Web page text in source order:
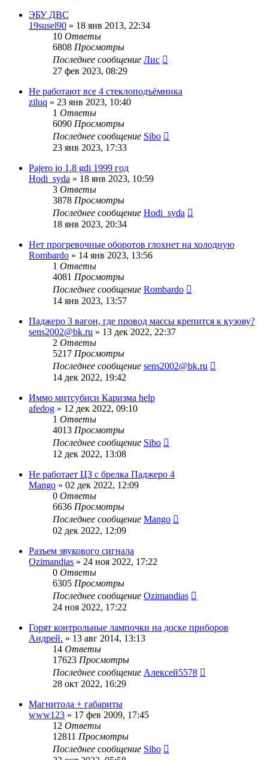
ЭБУ ДВС
19susel90 » 18 янв 2013, 22:34
10 Ответы
6808 Просмотры
Последнее сообщение Лис
27 фев 2023, 08:29
Не работают все 4 стеклоподъёмника
ziluq » 23 янв 2023, 10:40
1 Ответы
6090 Просмотры
Последнее сообщение Sibo
23 янв 2023, 17:33
Pajero io 1.8 gdi 1999 год
Hodi_syda » 18 янв 2023, 10:59
3 Ответы
3878 Просмотры
Последнее сообщение Hodi_syda
18 янв 2023, 20:34
Нет прогревочные оборотов глохнет на холодную
Rombardo » 14 янв 2023, 13:56
1 Ответы
4081 Просмотры
Последнее сообщение Rombardo
14 янв 2023, 13:57
Паджеро 3 вагон, где провод массы крепится к кузову?
sens2002@bk.ru » 13 дек 2022, 22:37
2 Ответы
5217 Просмотры
Последнее сообщение sens2002@bk.ru
14 дек 2022, 19:42
Иммо митсубиси Каризма help
afedog » 12 дек 2022, 09:10
1 Ответы
4013 Просмотры
Последнее сообщение Sibo
12 дек 2022, 13:08
Не работает ЦЗ с брелка Паджеро 4
Mango » 02 дек 2022, 12:09
0 Ответы
6636 Просмотры
Последнее сообщение Mango
02 дек 2022, 12:09
Разъем звукового сигнала
Ozimandias » 24 ноя 2022, 17:22
0 Ответы
6305 Просмотры
Последнее сообщение Ozimandias
24 ноя 2022, 17:22
Горят контрольные лампочки на доске приборов
Андрей. » 13 авг 2014, 13:13
14 Ответы
17623 Просмотры
Последнее сообщение Алексей5578
28 окт 2022, 16:29
Магнитола + габариты
www123 » 17 фев 2009, 17:45
12 Ответы
12811 Просмотры
Последнее сообщение Sibo